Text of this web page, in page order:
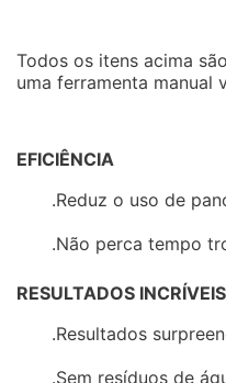
Todos os itens acima
uma ferramenta manual
EFICIÊNCIA
.Reduz o uso de
.Não perca tempo
RESULTADOS INCRÍVEIS
.Resultados
.Sem resíduos de